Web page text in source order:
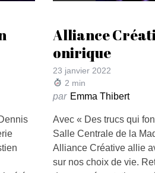
Alliance
onirique
23 janvier 2022
2 min
par Emma Thibert
Avec « Des trucs qui
Salle Centrale de la
Alliance Créative allie
sur nos choix de vie.